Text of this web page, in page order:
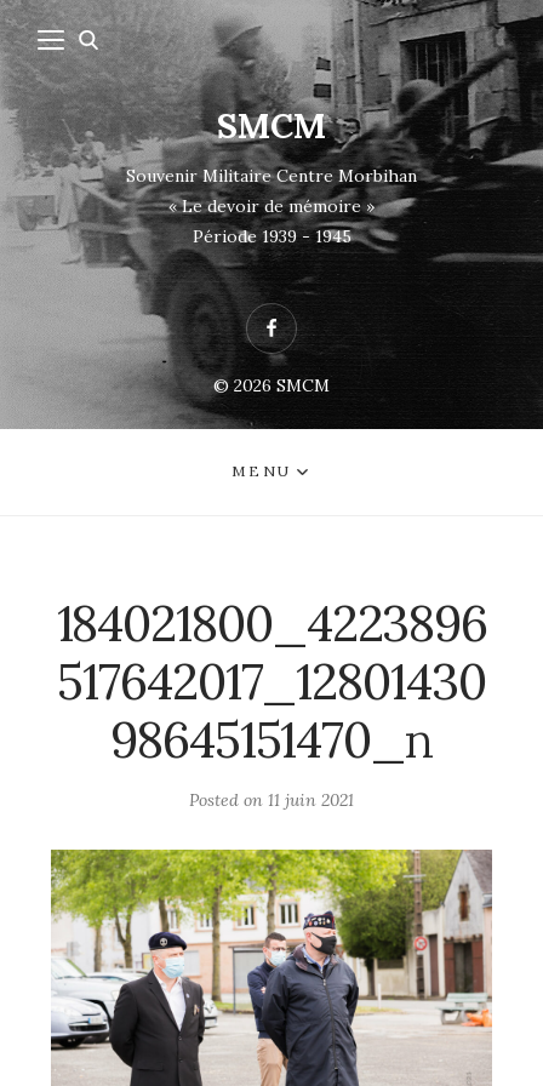
SMCM
Souvenir Militaire Centre Morbihan
« Le devoir de mémoire »
Période 1939 - 1945
Facebook
© 2026 SMCM
MENU
184021800_4223896
517642017_12801430
98645151470_n
Posted on 11 juin 2021